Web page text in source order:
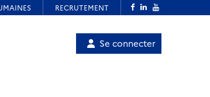
Menu Se connecter